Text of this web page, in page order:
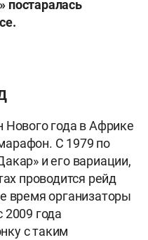
постаралась
Нового года в Африке
C 1979 по
и его вариации,
проводится рейд
время организаторы
2009 года
c таким